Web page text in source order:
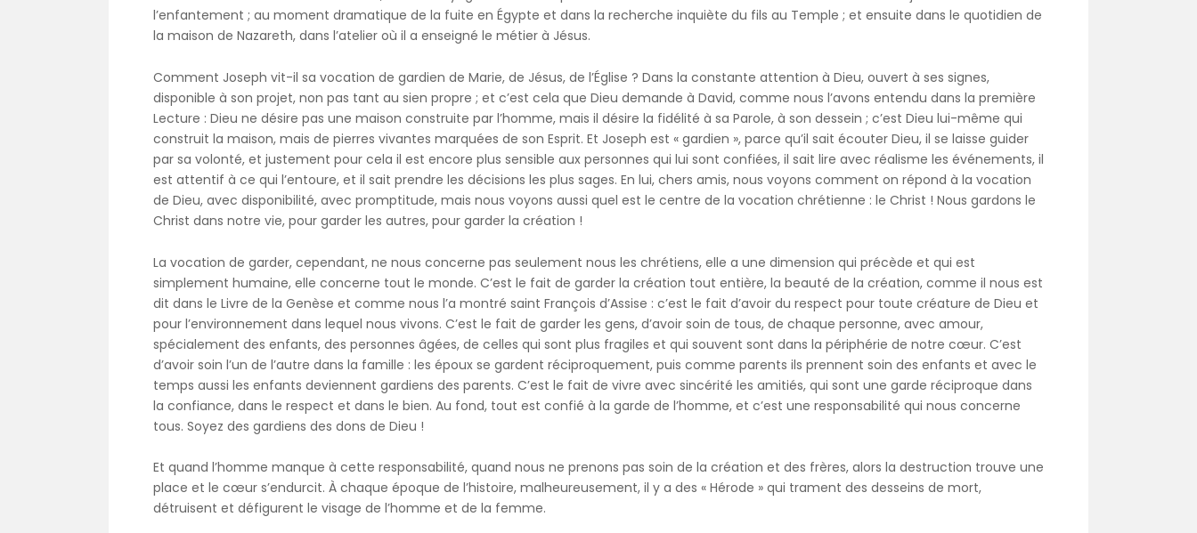
l’enfantement ; au moment dramatique de la fuite en Égypte et dans la recherche inquiète du fils au Temple ; et ensuite dans le quotidien de
la maison de Nazareth, dans l’atelier où il a enseigné le métier à Jésus.
Comment Joseph vit-il sa vocation de gardien de Marie, de Jésus, de l’Église ? Dans la constante attention à Dieu, ouvert à ses signes,
disponible à son projet, non pas tant au sien propre ; et c’est cela que Dieu demande à David, comme nous l’avons entendu dans la première
Lecture : Dieu ne désire pas une maison construite par l’homme, mais il désire la fidélité à sa Parole, à son dessein ; c’est Dieu lui-même qui
construit la maison, mais de pierres vivantes marquées de son Esprit. Et Joseph est « gardien », parce qu’il sait écouter Dieu, il se laisse guider
par sa volonté, et justement pour cela il est encore plus sensible aux personnes qui lui sont confiées, il sait lire avec réalisme les événements, il
est attentif à ce qui l’entoure, et il sait prendre les décisions les plus sages. En lui, chers amis, nous voyons comment on répond à la vocation
de Dieu, avec disponibilité, avec promptitude, mais nous voyons aussi quel est le centre de la vocation chrétienne : le Christ ! Nous gardons le
Christ dans notre vie, pour garder les autres, pour garder la création !
La vocation de garder, cependant, ne nous concerne pas seulement nous les chrétiens, elle a une dimension qui précède et qui est
simplement humaine, elle concerne tout le monde. C’est le fait de garder la création tout entière, la beauté de la création, comme il nous est
dit dans le Livre de la Genèse et comme nous l’a montré saint François d’Assise : c’est le fait d’avoir du respect pour toute créature de Dieu et
pour l’environnement dans lequel nous vivons. C’est le fait de garder les gens, d’avoir soin de tous, de chaque personne, avec amour,
spécialement des enfants, des personnes âgées, de celles qui sont plus fragiles et qui souvent sont dans la périphérie de notre cœur. C’est
d’avoir soin l’un de l’autre dans la famille : les époux se gardent réciproquement, puis comme parents ils prennent soin des enfants et avec le
temps aussi les enfants deviennent gardiens des parents. C’est le fait de vivre avec sincérité les amitiés, qui sont une garde réciproque dans
la confiance, dans le respect et dans le bien. Au fond, tout est confié à la garde de l’homme, et c’est une responsabilité qui nous concerne
tous. Soyez des gardiens des dons de Dieu !
Et quand l’homme manque à cette responsabilité, quand nous ne prenons pas soin de la création et des frères, alors la destruction trouve une
place et le cœur s’endurcit. À chaque époque de l’histoire, malheureusement, il y a des « Hérode » qui trament des desseins de mort,
détruisent et défigurent le visage de l’homme et de la femme.